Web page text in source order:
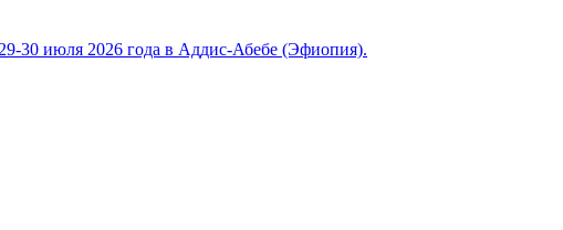
30 июля 2026 года в Аддис-Абебе (Эфиопия).